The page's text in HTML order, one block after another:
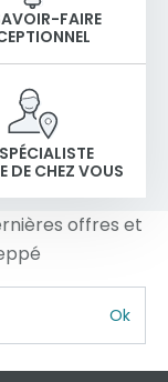
FAIRE
DE CHEZ VOUS
offres et
Ok